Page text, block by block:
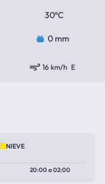
30ºC
0 mm
16 km/h E
NIEVE
20:00a02:00